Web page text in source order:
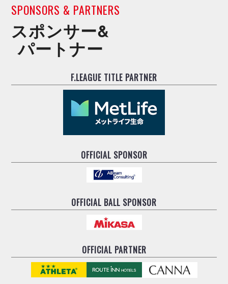
SPONSORS & PARTNERS
スポンサー&
パートナー
F.LEAGUE TITLE PARTNER
OFFICIAL SPONSOR
OFFICIAL BALL SPONSOR
OFFICIAL PARTNER